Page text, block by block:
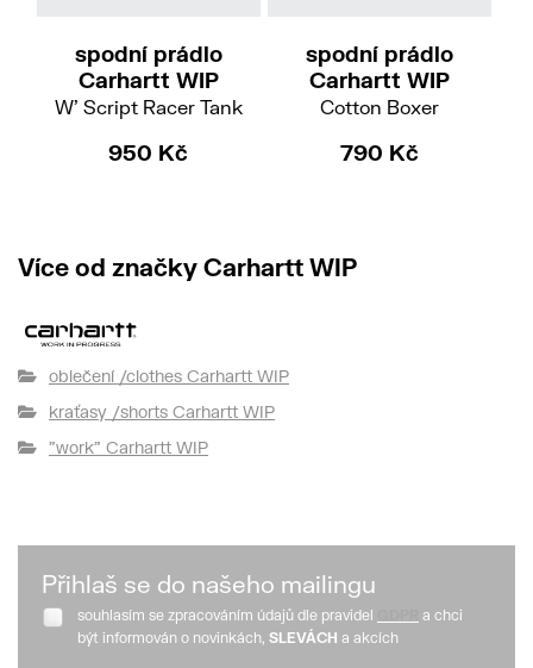
spodní prádlo
Carhartt WIP
W' Script Racer Tank
950 Kč
spodní prádlo
Carhartt WIP
Cotton Boxer
790 Kč
Více od značky Carhartt WIP
oblečení /clothes Carhartt WIP
kraťasy /shorts Carhartt WIP
"work" Carhartt WIP
Přihlaš se do našeho mailingu
souhlasím se zpracováním údajů dle pravidel
a chci
být informován o novinkách, SLEVÁCH a akcích